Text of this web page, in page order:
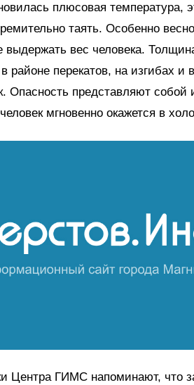
плюсовая температура,
таять. Особенно
вес человека.
районе перекатов, на изгибах и
Опасность представляют
мгновенно окажется в
Центра ГИМС напоминают, что